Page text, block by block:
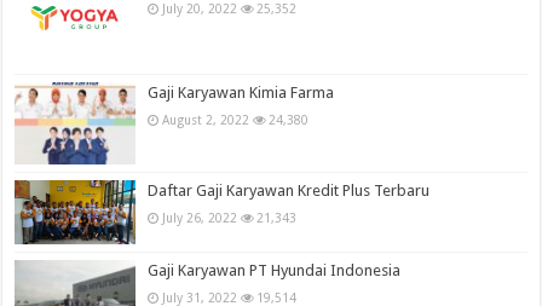
July 20, 2022 25,352
Gaji Karyawan Kimia Farma
August 2, 2022 24,380
Daftar Gaji Karyawan Kredit Plus Terbaru
July 26, 2022 21,343
Gaji Karyawan PT Hyundai Indonesia
July 31, 2022 19,514